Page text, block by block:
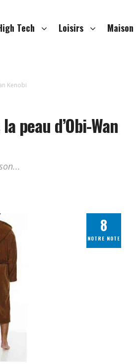
Tech Loisirs Maison
Kenobi
peau d’Obi-Wan
8
NOTRE NOTE